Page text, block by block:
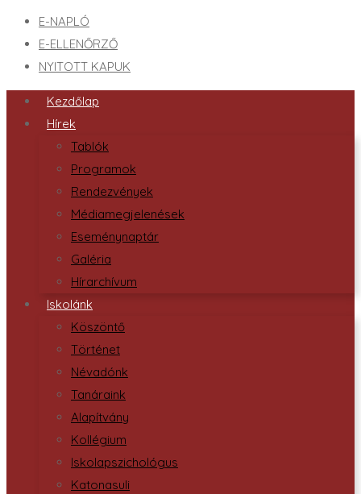
E-NAPLÓ
E-ELLENŐRZŐ
NYITOTT KAPUK
Kezdőlap
Hírek
Tablók
Programok
Rendezvények
Médiamegjelenések
Eseménynaptár
Galéria
Hírarchívum
Iskolánk
Köszöntő
Történet
Névadónk
Tanáraink
Alapítvány
Kollégium
Iskolapszichológus
Katonasuli